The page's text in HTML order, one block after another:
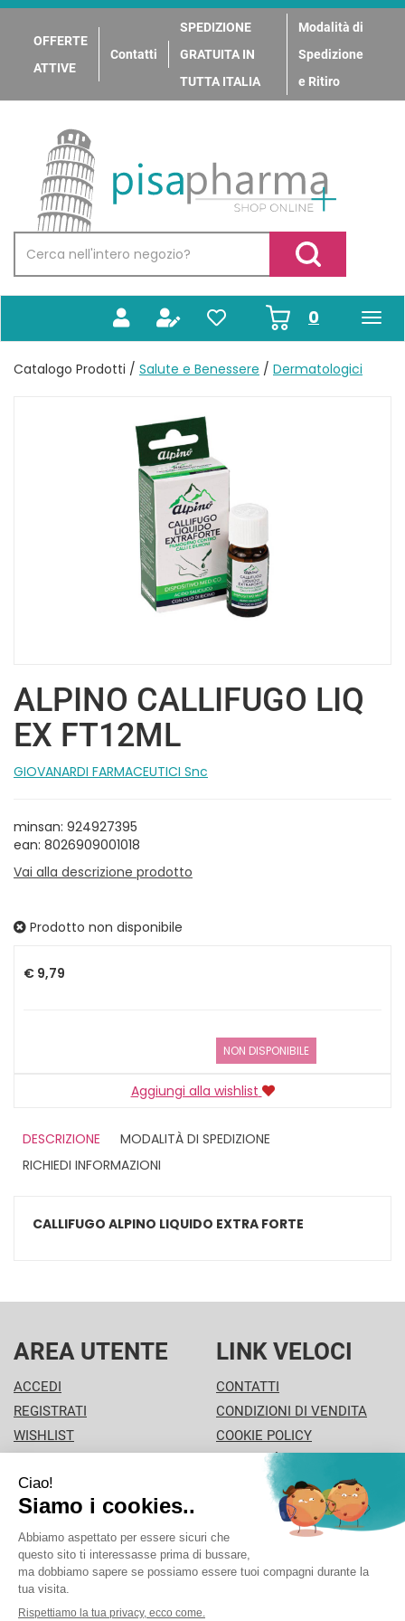
Passa
contenuto
principale
OFFERTE
ATTIVE
Contatti
SPEDIZIONE
GRATUITA IN
TUTTA ITALIA
Modalità di
Spedizione
e Ritiro
PisaPharma
Prodotto
Cerca Prodotto
0prodotti
inseriti
Catalogo Prodotti / Salute e Benessere / Dermatologici
ALPINO CALLIFUGO LIQ
EX FT12ML
GIOVANARDI FARMACEUTICI Snc
minsan: 924927395
ean: 8026909001018
Vai alla descrizione prodotto
Prodotto non disponibile
€ 9,79
NON DISPONIBILE
Aggiungi alla wishlist
DESCRIZIONE
MODALITÀ DI SPEDIZIONE
RICHIEDI INFORMAZIONI
CALLIFUGO ALPINO LIQUIDO EXTRA FORTE
AREA UTENTE
ACCEDI
REGISTRATI
WISHLIST
NEWSLETTER
LINK VELOCI
CONTATTI
CONDIZIONI DI VENDITA
COOKIE POLICY
MODALITÀ DI PAGAMENTO
INFORMATIVA PRIVACY
PISA PHARMA - P.Iva: 02013280504 - Sede legale: VIA
L'ARANCIO 42 - 56126 Pisa (PI) Italia Tel/Fax. 0506930694
Cell./Whatsapp: 3312289485 info@pisapharma.it cod.
fiscale: FNCMCL73P63A091B iscritta al: PISA